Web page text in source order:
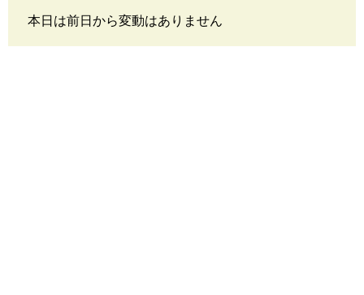
本日は前日から変動はありません